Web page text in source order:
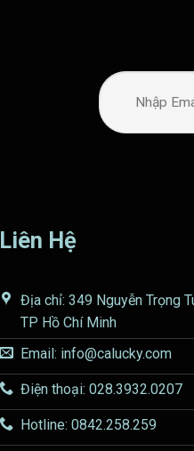
Liên Hệ
Địa chỉ: 349 Nguyễn Trọng
TP Hồ Chí Minh
Email: info@calucky.com
Điện thoại: 028.3932.0207
Hotline: 0842.258.259